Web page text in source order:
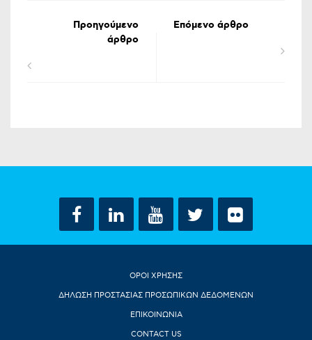
Προηγούμενο
άρθρο
Επόμενο άρθρο
ΟΡΟΙ ΧΡΗΣΗΣ
ΔΗΛΩΣΗ ΠΡΟΣΤΑΣΙΑΣ ΠΡΟΣΩΠΙΚΩΝ ΔΕΔΟΜΕΝΩΝ
ΕΠΙΚΟΙΝΩΝΙΑ
CONTACT US